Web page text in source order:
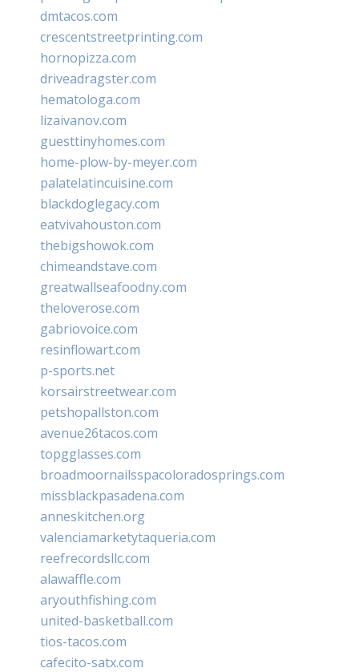
dmtacos.com
crescentstreetprinting.com
hornopizza.com
driveadragster.com
hematologa.com
lizaivanov.com
guesttinyhomes.com
home-plow-by-meyer.com
palatelatincuisine.com
blackdoglegacy.com
eatvivahouston.com
thebigshowok.com
chimeandstave.com
greatwallseafoodny.com
theloverose.com
gabriovoice.com
resinflowart.com
p-sports.net
korsairstreetwear.com
petshopallston.com
avenue26tacos.com
topgglasses.com
broadmoornailsspacoloradosprings.com
missblackpasadena.com
anneskitchen.org
valenciamarketytaqueria.com
reefrecordsllc.com
alawaffle.com
aryouthfishing.com
united-basketball.com
tios-tacos.com
cafecito-satx.com